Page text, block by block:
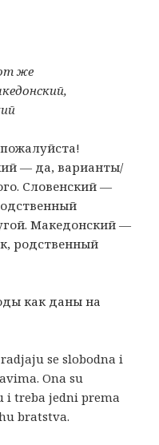
же
— да, варианты/
Словенский —
Македонский —
родственный
как даны на
se slobodna i
Ona su
i treba jedni prema
bratstva.